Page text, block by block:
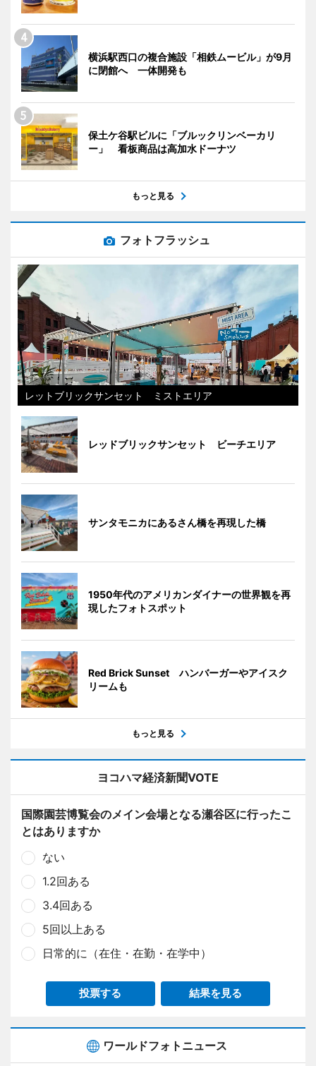
横浜駅西口の複合施設「相鉄ムービル」が9月
に閉館へ 一体開発も
保土ケ谷駅ビルに「ブルックリンベーカリ
ー」 看板商品は高加水ドーナツ
もっと見る
フォトフラッシュ
レットブリックサンセット ミストエリア
レッドブリックサンセット ビーチエリア
サンタモニカにあるさん橋を再現した橋
1950年代のアメリカンダイナーの世界観を再
現したフォトスポット
Red Brick Sunset ハンバーガーやアイスク
リームも
もっと見る
ヨコハマ経済新聞VOTE
国際園芸博覧会のメイン会場となる瀬谷区に行ったこ
とはありますか
ない
1.2回ある
3.4回ある
5回以上ある
日常的に（在住・在勤・在学中）
投票する 結果を見る
ワールドフォトニュース